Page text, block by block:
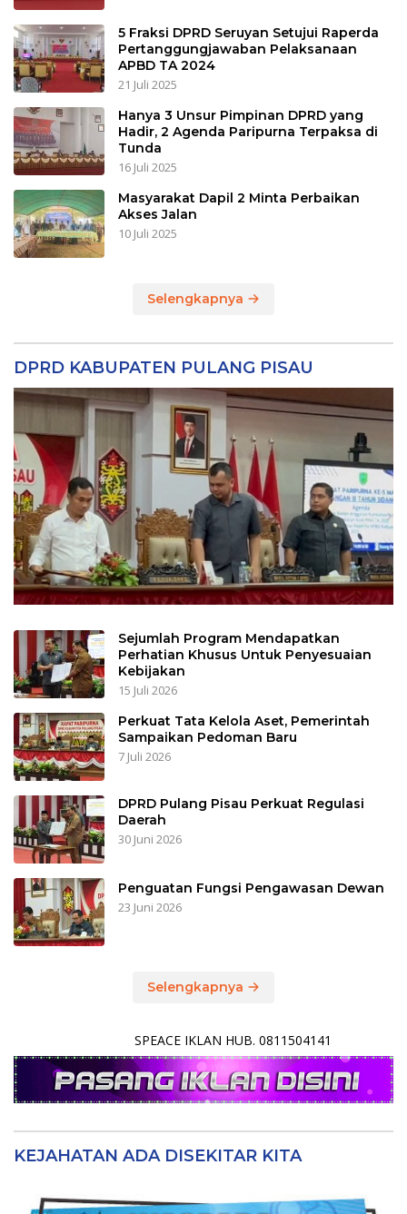
5 Fraksi DPRD Seruyan Setujui Raperda
Pertanggungjawaban Pelaksanaan
APBD TA 2024
21 Juli 2025
Hanya 3 Unsur Pimpinan DPRD yang
Hadir, 2 Agenda Paripurna Terpaksa di
Tunda
16 Juli 2025
Masyarakat Dapil 2 Minta Perbaikan
Akses Jalan
10 Juli 2025
Selengkapnya
DPRD KABUPATEN PULANG PISAU
Sejumlah Program Mendapatkan
Perhatian Khusus Untuk Penyesuaian
Kebijakan
15 Juli 2026
Perkuat Tata Kelola Aset, Pemerintah
Sampaikan Pedoman Baru
7 Juli 2026
DPRD Pulang Pisau Perkuat Regulasi
Daerah
30 Juni 2026
Penguatan Fungsi Pengawasan Dewan
23 Juni 2026
Selengkapnya
SPEACE IKLAN HUB. 0811504141
KEJAHATAN ADA DISEKITAR KITA